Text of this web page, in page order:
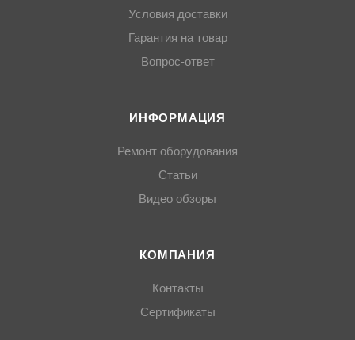
Условия доставки
Гарантия на товар
Вопрос-ответ
ИНФОРМАЦИЯ
Ремонт оборудования
Статьи
Видео обзоры
КОМПАНИЯ
Контакты
Сертификаты